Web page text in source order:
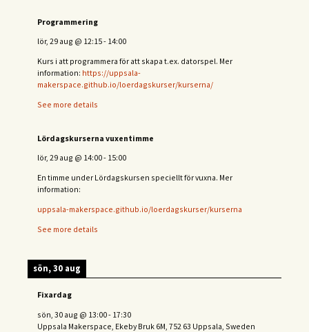
Programmering
lör, 29 aug @ 12:15- 14:00
Kurs i att programmera för att skapa t.ex. datorspel. Mer
information: https://uppsala-
makerspace.github.io/loerdagskurser/kurserna/
See more details
Lördagskurserna vuxentimme
lör, 29 aug @ 14:00- 15:00
En timme under Lördagskursen speciellt för vuxna. Mer
information:
uppsala-makerspace.github.io/loerdagskurser/kurserna
See more details
sön, 30 aug
Fixardag
sön, 30 aug @ 13:00- 17:30
Uppsala Makerspace, Ekeby Bruk 6M, 752 63 Uppsala, Sweden